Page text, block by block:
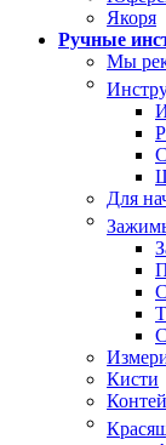
Якоря
Ручные
Мы
Для
Кисти